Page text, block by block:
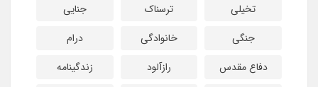
تخیلی
ترسناک
جنایی
جنگی
خانوادگی
درام
دفاع مقدس
رازآلود
زندگینامه